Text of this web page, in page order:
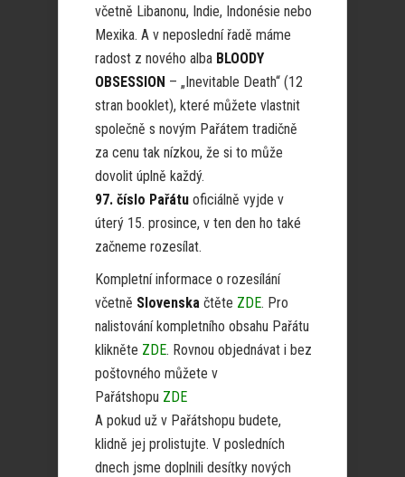
včetně Libanonu, Indie, Indonésie nebo
Mexika. A v neposlední řadě máme
radost z nového alba BLOODY
OBSESSION – „Inevitable Death“ (12
stran booklet), které můžete vlastnit
společně s novým Pařátem tradičně
za cenu tak nízkou, že si to může
dovolit úplně každý.
97. číslo Pařátu oficiálně vyjde v
úterý 15. prosince, v ten den ho také
začneme rozesílat.
Kompletní informace o rozesílání
včetně Slovenska čtěte ZDE. Pro
nalistování kompletního obsahu Pařátu
klikněte ZDE. Rovnou objednávat i bez
poštovného můžete v
Pařátshopu ZDE
A pokud už v Pařátshopu budete,
klidně jej prolistujte. V posledních
dnech jsme doplnili desítky nových